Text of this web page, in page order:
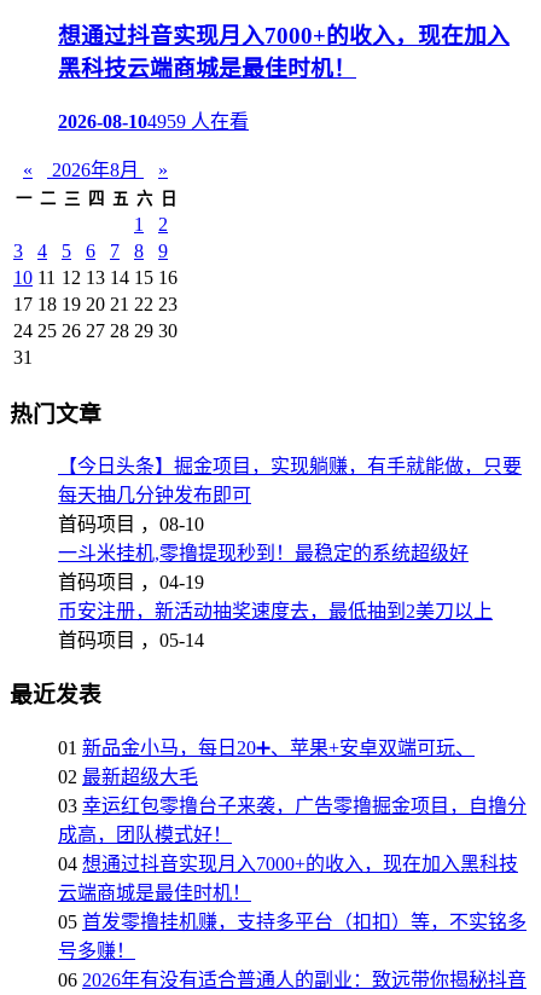
想通过抖音实现月入7000+的收入，现在加入
黑科技云端商城是最佳时机！
2026-08-104959 人在看
« 2026年8月 »
一 二 三 四 五 六 日
1
2
3
4 5 6 7 8
9
10 11 12 13 14 15 16
17 18 19 20 21 22 23
24 25 26 27 28 29 30
31
热门文章
【今日头条】掘金项目，实现躺赚，有手就能做，只要
每天抽几分钟发布即可
首码项目 ， 08-10
一斗米挂机,零撸提现秒到！最稳定的系统超级好
首码项目 ， 04-19
币安注册，新活动抽奖速度去，最低抽到2美刀以上
首码项目 ， 05-14
最近发表
01 新品金小马，每日20➕、苹果+安卓双端可玩、
02 最新超级大毛
03 幸运红包零撸台子来袭，广告零撸掘金项目，自撸分
成高，团队模式好！
04 想通过抖音实现月入7000+的收入，现在加入黑科技
云端商城是最佳时机！
05 首发零撸挂机赚，支持多平台（扣扣）等，不实铭多
号多赚！
06 2026年有没有适合普通人的副业：致远带你揭秘抖音